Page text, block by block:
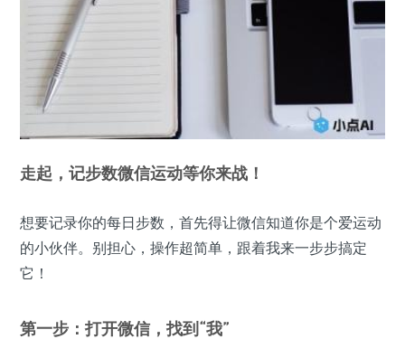
走起，记步数微信运动等你来战！
想要记录你的每日步数，首先得让微信知道你是个爱运动
的小伙伴。别担心，操作超简单，跟着我来一步步搞定
它！
第一步：打开微信，找到“我”